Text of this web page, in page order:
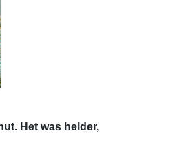
Het was helder,